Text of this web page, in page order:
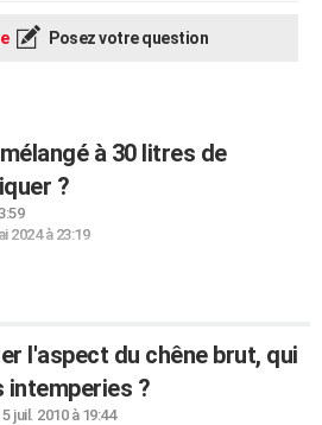
Posez votre question
à 30 litres de
?
2024 à 23:19
l'aspect du chêne brut, qui
intemperies ?
5 juil. 2010 à 19:44